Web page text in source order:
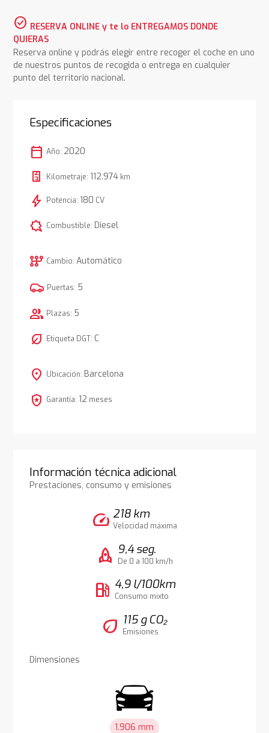
check_circle RESERVA ONLINE y te lo ENTREGAMOS DONDE
QUIERAS
Reserva online y podrás elegir entre recoger el coche en uno
de nuestros puntos de recogida o entrega en cualquier
punto del territorio nacional.
Especificaciones
calendar_today Año: 2020
Kilometraje: 112.974km
bolt Potencia: 180 CV
comic_bubble Combustible: Diesel
auto_transmission Cambio: Automático
Puertas: 5
group Plazas: 5
nest_eco_leaf Etiqueta DGT: C
location_on Ubicación: Barcelona
local_police Garantía: 12 meses
Información técnica adicional
Prestaciones, consumo y emisiones
speed 218 km
Velocidad máxima
rocket 9,4 seg.
De 0 a 100 km/h
local_gas_station 4,9 l/100km
Consumo mixto
eco 115 g CO₂
Emisiones
Dimensiones
1.906 mm